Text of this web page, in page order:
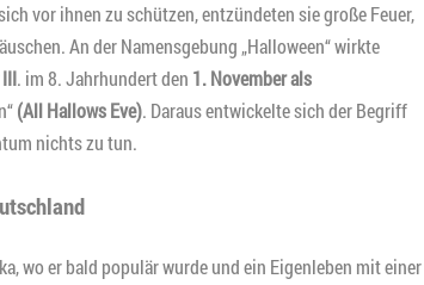
vor ihnen zu schützen, entzündeten sie große Feuer,
An der Namensgebung „Halloween“ wirkte
. im 8. Jahrhundert den 1. November als
(All Hallows Eve). Daraus entwickelte sich der Begriff
nichts zu tun.
wo er bald populär wurde und ein Eigenleben mit einer